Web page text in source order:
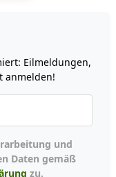
Eilmeldungen,
anmelden!
Daten gemäß
zu.